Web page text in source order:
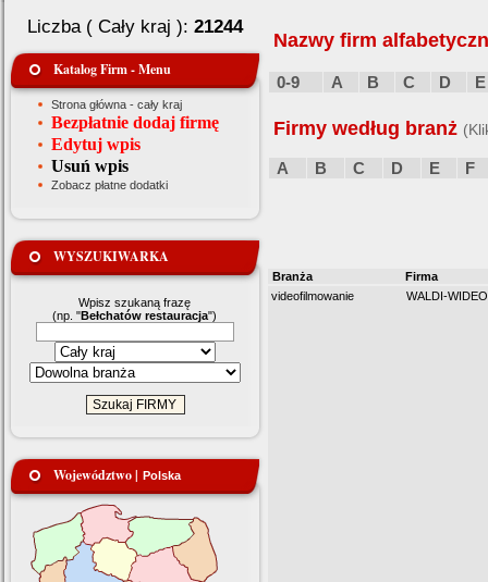
Liczba ( Cały kraj ): 21244
Katalog Firm - Menu
Strona główna - cały kraj
Bezpłatnie dodaj firmę
Edytuj wpis
Usuń wpis
Zobacz płatne dodatki
WYSZUKIWARKA
Wpisz szukaną frazę
(np. "Bełchatów restauracja")
Województwo | Polska
Nazwy firm
0-9 A B C D E
Firmy według branż
A B C D E F
Branża
Firma
videofilmowanie
WALDI-